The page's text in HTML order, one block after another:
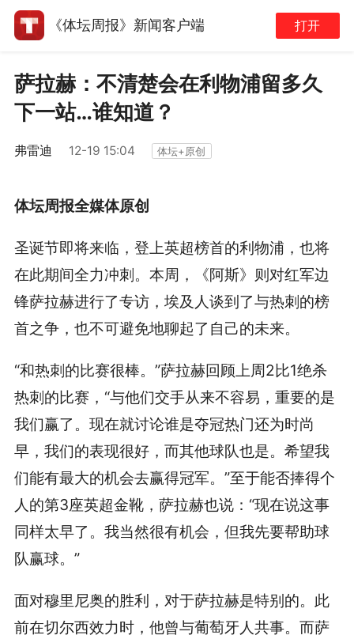
《体坛周报》新闻客户端 打开
萨拉赫：不清楚会在利物浦留多久
下一站…谁知道？
弗雷迪 12-19 15:04 体坛+原创
体坛周报全媒体原创
圣诞节即将来临，登上英超榜首的利物浦，也将
在此期间全力冲刺。本周，《阿斯》则对红军边
锋萨拉赫进行了专访，埃及人谈到了与热刺的榜
首之争，也不可避免地聊起了自己的未来。
“和热刺的比赛很棒。”萨拉赫回顾上周2比1绝杀
热刺的比赛，“与他们交手从来不容易，重要的是
我们赢了。现在就讨论谁是夺冠热门还为时尚
早，我们的表现很好，而其他球队也是。希望我
们能有最大的机会去赢得冠军。”至于能否捧得个
人的第3座英超金靴，萨拉赫也说：“现在说这事
同样太早了。我当然很有机会，但我先要帮助球
队赢球。”
面对穆里尼奥的胜利，对于萨拉赫是特别的。此
前在切尔西效力时，他曾与葡萄牙人共事。而萨